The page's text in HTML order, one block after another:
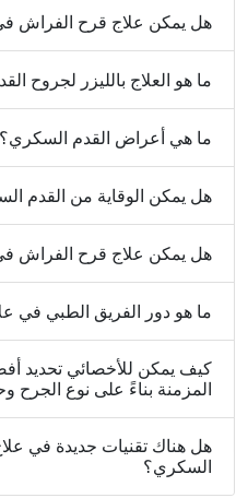
هل يمكن علاج قرح الفراش
ما هو العلاج بالليزر لجروح
ما هي أعراض القدم السكري؟
هل يمكن الوقاية من القدم
هل يمكن علاج قرح الفراش
ما هو دور الفريق الطبي في
كيف يمكن للأخصائي تحديد
المزمنة بناءً على نوع الجرح
هل هناك تقنيات جديدة في
السكري؟